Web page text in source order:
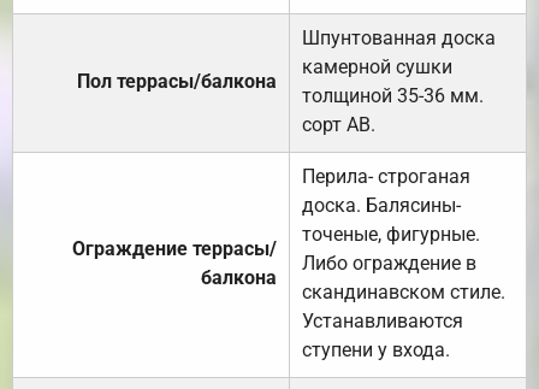
Пол террасы/балкона
Шпунтованная доска
камерной сушки
толщиной 35-36 мм.
сорт АВ.
Ограждение террасы/
балкона
Перила- строганая
доска. Балясины-
точеные, фигурные.
Либо ограждение в
скандинавском стиле.
Устанавливаются
ступени у входа.